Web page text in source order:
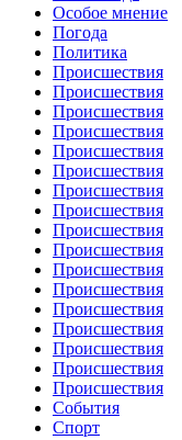
Особое мнение
Погода
Политика
Происшествия
Происшествия
Происшествия
Происшествия
Происшествия
Происшествия
Происшествия
Происшествия
Происшествия
Происшествия
Происшествия
Происшествия
Происшествия
Происшествия
Происшествия
Происшествия
Происшествия
События
Спорт